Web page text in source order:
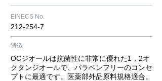
EINECS No.
212-254-7
特徴
OCジオールは抗菌性に非常に優れた1，2オ
クタンジオールで、パラベンフリーのコンセ
プトに最適です。医薬部外品原料規格適合​。